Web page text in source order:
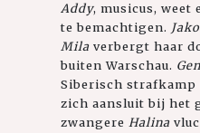
Addy, musicus, weet
te bemachtigen.
Mila verbergt haar
buiten Warschau.
Siberisch strafkamp
zich aansluit bij het
zwangere Halina